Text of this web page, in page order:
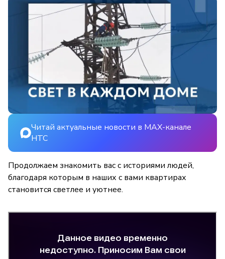
Читай актуальные новости в MAX-канале
НТС
Продолжаем знакомить вас с историями людей,
благодаря которым в наших с вами квартирах
становится светлее и уютнее.